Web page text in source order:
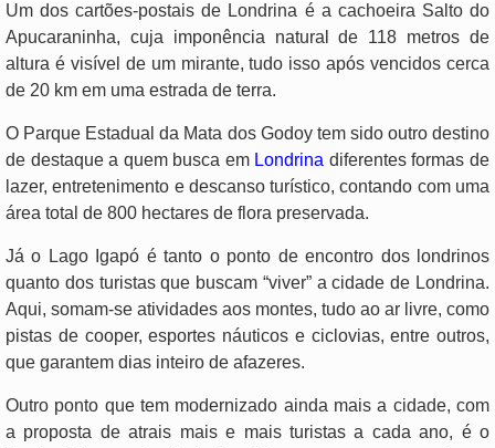
Um dos cartões-postais de Londrina é a cachoeira Salto do
Apucaraninha, cuja imponência natural de 118 metros de
altura é visível de um mirante, tudo isso após vencidos cerca
de 20 km em uma estrada de terra.
O Parque Estadual da Mata dos Godoy tem sido outro destino
de destaque a quem busca em Londrina diferentes formas de
lazer, entretenimento e descanso turístico, contando com uma
área total de 800 hectares de flora preservada.
Já o Lago Igapó é tanto o ponto de encontro dos londrinos
quanto dos turistas que buscam “viver” a cidade de Londrina.
Aqui, somam-se atividades aos montes, tudo ao ar livre, como
pistas de cooper, esportes náuticos e ciclovias, entre outros,
que garantem dias inteiro de afazeres.
Outro ponto que tem modernizado ainda mais a cidade, com
a proposta de atrais mais e mais turistas a cada ano, é o